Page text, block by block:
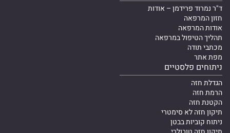
ד"ר נמרוד פרידמן – אודות
חזון המרפאה
אודות המרפאה
תהליך הטיפול במרפאה
מכתבי תודה
מפת אתר
ניתוחים פלסטיים
הגדלת חזה
הרמת חזה
הקטנת חזה
תיקון חזה לא סימטרי
ניתוח קוביות בבטן